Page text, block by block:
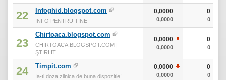
22 Infoghid.blogspot.com
INFO PENTRU TINE
0,0000
0,0000
0
0
23
Chirtoaca.blogspot.com
CHIRTOACA.BLOGSPOT.COM |
ŞTIRI IT
0,0000
0,0000
0
0
24 Timpit.com
Ia-ti doza zilnica de buna dispozitie!
0,0000
0,0000
0
0